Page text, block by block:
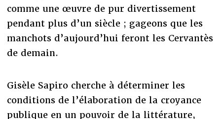
comme une œuvre de pur divertissement
pendant plus d’un siècle ; gageons que les
manchots d’aujourd’hui feront les Cervantès
de demain.
Gisèle Sapiro cherche à déterminer les
conditions de l’élaboration de la croyance
publique en un pouvoir de la littérature,